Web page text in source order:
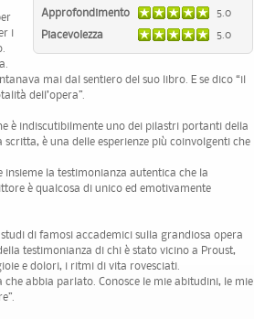
Approfondimento
5.0
Piacevolezza
5.0
i
mai dal sentiero del suo libro. E se dico “il
dell’opera”.
è indiscutibilmente uno dei pilastri portanti della
è una delle esperienze più coinvolgenti che
la testimonianza autentica che la
è qualcosa di unico ed emotivamente
di famosi accademici sulla grandiosa opera
testimonianza di chi è stato vicino a Proust,
e dolori, i ritmi di vita rovesciati.
abbia parlato. Conosce le mie abitudini, le mie